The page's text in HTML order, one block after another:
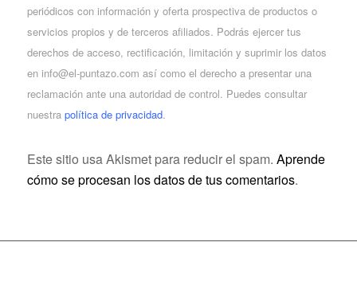
periódicos con información y oferta prospectiva de productos o
servicios propios y de terceros afiliados. Podrás ejercer tus
derechos de acceso, rectificación, limitación y suprimir los datos
en info@el-puntazo.com así como el derecho a presentar una
reclamación ante una autoridad de control. Puedes consultar
nuestra política de privacidad.
Este sitio usa Akismet para reducir el spam. Aprende
cómo se procesan los datos de tus comentarios.